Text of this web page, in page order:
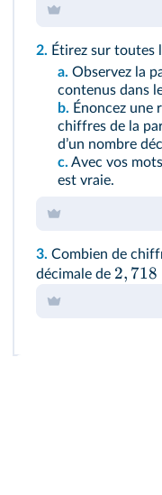
2. Étirez sur toutes
a. Observez la
contenus dans
b. Énoncez une
chiffres de la
dʼun nombre
c. Avec vos
est vraie.
3. Combien de
décimale de 2, 718